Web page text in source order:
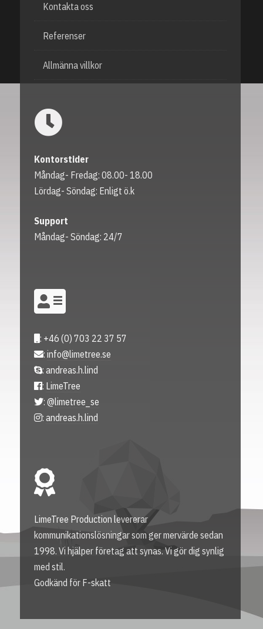
Kontakta oss
Referenser
Allmänna villkor
Kontorstider
Måndag- Fredag: 08.00- 18.00
Lördag- Söndag: Enligt ö.k
Support
Måndag- Söndag: 24/7
: +46 (0) 703 22 37 57
: info@limetree.se
: andreas.h.lind
: LimeTree
: @limetree_se
: andreas.h.lind
LimeTree Production levererar
kommunikationslösningar som ger mervärde sedan
1998. Vi hjälper företag att synas. Vi gör dig synlig
med stil.
Godkänd för F-skatt